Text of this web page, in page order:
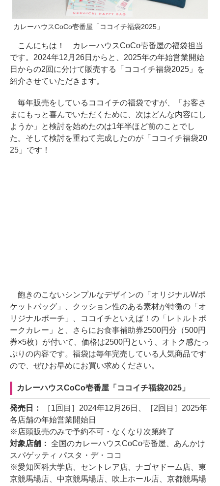
カレーハウスCoCo壱番屋「ココイチ福袋2025」
こんにちは！ カレーハウスCoCo壱番屋の福袋担当
です。2024年12月26日からと、2025年の年始営業開始
日からの2回に分けて販売する「ココイチ福袋2025」を
紹介させていただきます。
毎年販売をしているココイチの福袋ですが、「お客さ
まにもっと喜んでいただくために、次はどんな内容にし
ようか」と検討を始めたのは1年半ほど前のことでし
た。そして検討を重ねて完成したのが「ココイチ福袋20
25」です！
飽きのこないシンプルなデザインの「オリジナルWポ
ケットバッグ」、クッション性のある素材が特徴の「オ
リジナルポーチ」、ココイチといえば！の「レトルトポ
ークカレー」と、さらにお食事補助券2500円分（500円
券×5枚）が付いて、価格は2500円という、オトク感たっ
ぷりの内容です。福袋は毎年完売している人気商品です
ので、ぜひお早めにお買い求めください。
カレーハウスCoCo壱番屋「ココイチ福袋2025」
発売日：
［1回目］2024年12月26日、［2回目］2025年
各店舗の年始営業開始日
※店頭販売のみで予約不可・なくなり次第終了
対象店舗： 全国のカレーハウスCoCo壱番屋、あんかけ
スパゲッティ パスタ・デ・ココ
※愛知医科大学店、セントレア店、ナゴヤドーム店、東
京競馬場店、中京競馬場店、吹上ホール店、京都競馬場